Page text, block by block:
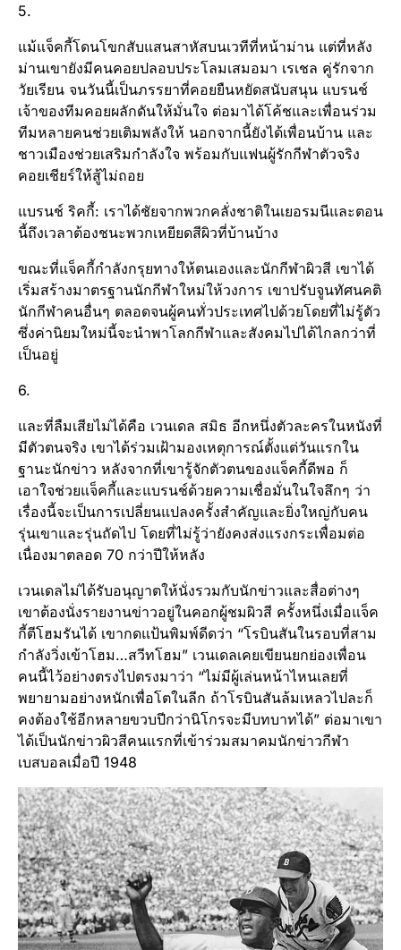
5.
แม้แจ็คกี้โดนโขกสับแสนสาหัสบนเวทีที่หน้าม่าน แต่ที่หลัง
ม่านเขายังมีคนคอยปลอบประโลมเสมอมา เรเชล คู่รักจาก
วัยเรียน จนวันนี้เป็นภรรยาที่คอยยืนหยัดสนับสนุน แบรนช์
เจ้าของทีมคอยผลักดันให้มั่นใจ ต่อมาได้โค้ชและเพื่อนร่วม
ทีมหลายคนช่วยเติมพลังให้ นอกจากนี้ยังได้เพื่อนบ้าน และ
ชาวเมืองช่วยเสริมกำลังใจ พร้อมกับแฟนผู้รักกีฬาตัวจริง
คอยเชียร์ให้สู้ไม่ถอย
แบรนช์ ริคกี้: เราได้ชัยจากพวกคลั่งชาติในเยอรมนีและตอน
นี้ถึงเวลาต้องชนะพวกเหยียดสีผิวที่บ้านบ้าง
ขณะที่แจ็คกี้กำลังกรุยทางให้ตนเองและนักกีฬาผิวสี เขาได้
เริ่มสร้างมาตรฐานนักกีฬาใหม่ให้วงการ เขาปรับจูนทัศนคติ
นักกีฬาคนอื่นๆ ตลอดจนผู้คนทั่วประเทศไปด้วยโดยที่ไม่รู้ตัว
ซึ่งค่านิยมใหม่นี้จะนำพาโลกกีฬาและสังคมไปได้ไกลกว่าที่
เป็นอยู่
6.
และที่ลืมเสียไม่ได้คือ เวนเดล สมิธ อีกหนึ่งตัวละครในหนังที่
มีตัวตนจริง เขาได้ร่วมเฝ้ามองเหตุการณ์ตั้งแต่วันแรกใน
ฐานะนักข่าว หลังจากที่เขารู้จักตัวตนของแจ็คกี้ดีพอ ก็
เอาใจช่วยแจ็คกี้และแบรนช์ด้วยความเชื่อมั่นในใจลึกๆ ว่า
เรื่องนี้จะเป็นการเปลี่ยนแปลงครั้งสำคัญและยิ่งใหญ่กับคน
รุ่นเขาและรุ่นถัดไป โดยที่ไม่รู้ว่ายังคงส่งแรงกระเพื่อมต่อ
เนื่องมาตลอด 70 กว่าปีให้หลัง
เวนเดลไม่ได้รับอนุญาตให้นั่งรวมกับนักข่าวและสื่อต่างๆ
เขาต้องนั่งรายงานข่าวอยู่ในคอกผู้ชมผิวสี ครั้งหนึ่งเมื่อแจ็ค
กี้ตีโฮมรันได้ เขากดแป้นพิมพ์ดีดว่า “โรบินสันในรอบที่สาม
กำลังวิ่งเข้าโฮม…สวีทโฮม” เวนเดลเคยเขียนยกย่องเพื่อน
คนนี้ไว้อย่างตรงไปตรงมาว่า “ไม่มีผู้เล่นหน้าไหนเลยที่
พยายามอย่างหนักเพื่อโตในลีก ถ้าโรบินสันล้มเหลวไปละก็
คงต้องใช้อีกหลายขวบปีกว่านิโกรจะมีบทบาทได้” ต่อมาเขา
ได้เป็นนักข่าวผิวสีคนแรกที่เข้าร่วมสมาคมนักข่าวกีฬา
เบสบอลเมื่อปี 1948